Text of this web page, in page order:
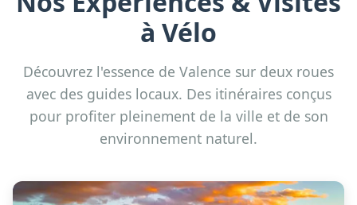
Accueil
Itinéraires
Expériences
À Propos
FAQ
à Vélo
Découvrez l'essence de Valence sur deux roues
avec des guides locaux. Des itinéraires conçus
pour profiter pleinement de la ville et de son
environnement naturel.